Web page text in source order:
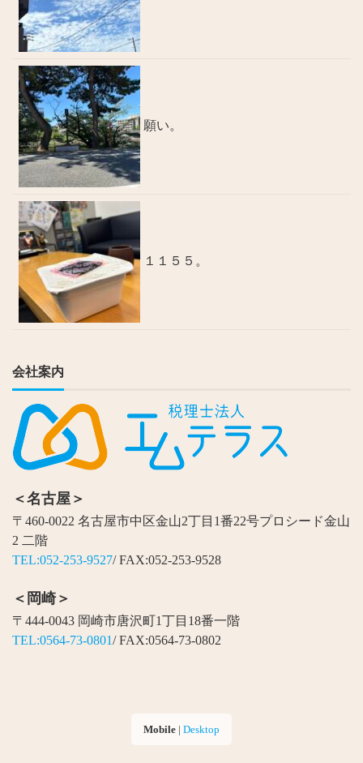
願い。
１１５５。
会社案内
＜名古屋＞
〒460-0022 名古屋市中区金山2丁目1番22号プロシード金山
2 二階
TEL:052-253-9527/ FAX:052-253-9528
＜岡崎＞
〒444-0043 岡崎市唐沢町1丁目18番一階
TEL:0564-73-0801/ FAX:0564-73-0802
Mobile | Desktop